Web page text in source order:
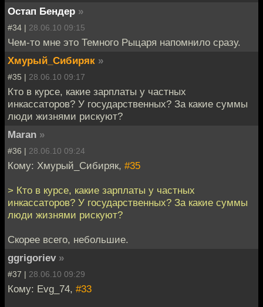
Остап Бендер »
#34 | 28.06.10 09:15
Чем-то мне это Темного Рыцаря напомнило сразу.
Хмурый_Сибиряк »
#35 | 28.06.10 09:17
Кто в курсе, какие зарплаты у частных
инкассаторов? У государственных? За какие суммы
люди жизнями рискуют?
Maran »
#36 | 28.06.10 09:24
Кому: Хмурый_Сибиряк, #35
> Кто в курсе, какие зарплаты у частных
инкассаторов? У государственных? За какие суммы
люди жизнями рискуют?
Скорее всего, небольшие.
ggrigoriev »
#37 | 28.06.10 09:29
Кому: Evg_74, #33